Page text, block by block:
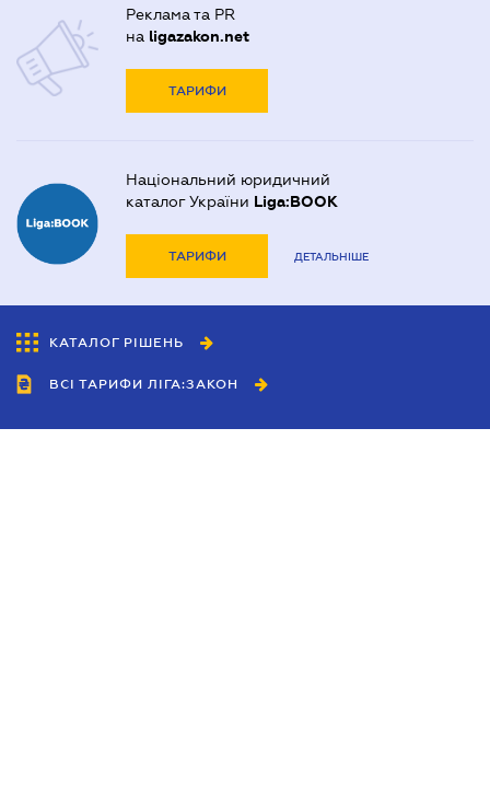
Реклама та PR
на ligazakon.net
ТАРИФИ
Національний юридичний
каталог України Liga:BOOK
ТАРИФИ ДЕТАЛЬНІШЕ
КАТАЛОГ РІШЕНЬ
ВСІ ТАРИФИ ЛІГА:ЗАКОН